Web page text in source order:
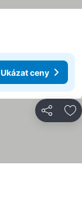
Ukázat ceny
Sdílet